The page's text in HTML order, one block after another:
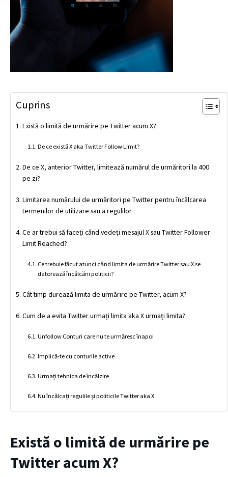
Cuprins
Există o limită de urmărire pe Twitter acum X?
De ce există X aka Twitter Follow Limit?
De ce X, anterior Twitter, limitează numărul de urmăritori la 400
pe zi?
Limitarea numărului de urmăritori pe Twitter pentru încălcarea
termenilor de utilizare sau a regulilor
Ce ar trebui să faceți când vedeți mesajul X sau Twitter Follower
Limit Reached?
Ce trebuie făcut atunci când limita de urmărire Twitter sau X se
datorează încălcării politicii?
Cât timp durează limita de urmărire pe Twitter, acum X?
Cum de a evita Twitter urmați limita aka X urmați limita?
Unfollow Conturi care nu te urmăresc înapoi
Implică-te cu conturile active
Urmați tehnica de încălzire
Nu încălcați regulile și politicile Twitter aka X
Există o limită de urmărire pe
Twitter acum X?